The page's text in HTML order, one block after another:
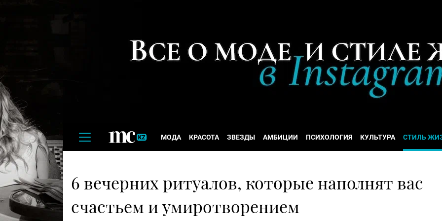
МОДА КРАСОТА ЗВЕЗДЫ АМБИЦИИ ПСИХОЛОГИЯ КУЛЬТУРА СТИЛЬ
6 вечерних ритуалов, которые наполнят вас
счастьем и умиротворением